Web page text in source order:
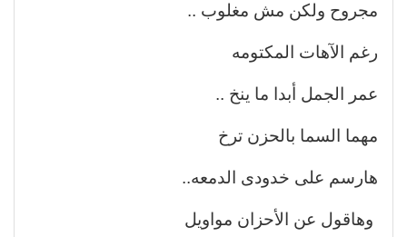
مجروح ولكن مش مغلوب ..
رغم الآهات المكتومه
عمر الجمل أبدا ما ينخ ..
مهما السما بالحزن ترخ
هارسم على خدودى الدمعه..
وهاقول عن الأحزان مواويل